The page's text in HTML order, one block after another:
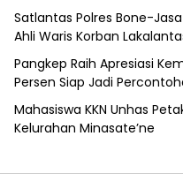
Satlantas Polres Bone-
Ahli Waris Korban
Pangkep Raih Apresiasi
Persen Siap Jadi
Mahasiswa KKN Unhas
Kelurahan Minasate’ne